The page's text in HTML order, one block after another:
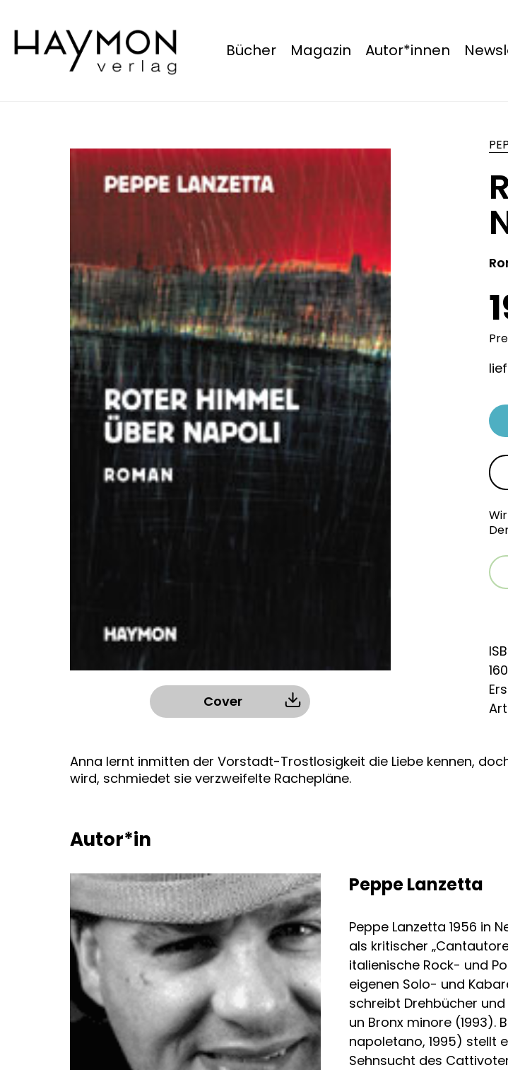
Bücher Magazin Autor*innen
Cover
Anna lernt inmitten der Vorstadt-Trostlosigkeit die Liebe kennen,
wird, schmiedet sie verzweifelte Rachepläne.
Autor*in
Peppe Lanzetta
Peppe Lanzetta 1956 in
als kritischer
italienische Rock- und
eigenen Solo- und
schreibt Drehbücher
un Bronx minore (1993).
napoletano, 1995) stellt
Sehnsucht des